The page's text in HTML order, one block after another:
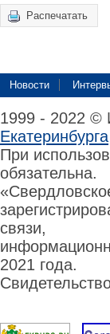
Распечатать
Новости
1999 - 2022 ©
Екатеринбурга
При
обязательна.
связи,
2021 года.